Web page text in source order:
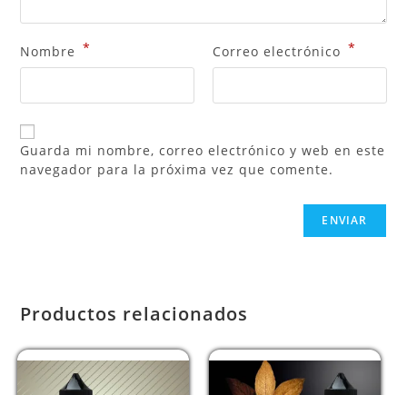
Nombre * Correo electrónico *
Guarda mi nombre, correo electrónico y web en este
navegador para la próxima vez que comente.
Productos relacionados